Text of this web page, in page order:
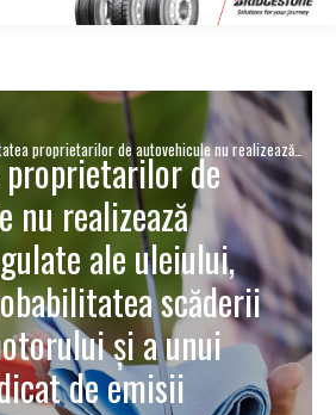
proprietarilor de autovehicule nu realizează
regulate ale uleiului, crescând probabilitatea
eficienței motorului și a unui nivel mai ridicat de
de
nu realizează
ale uleiului,
scăderii
și a unui
de emisii